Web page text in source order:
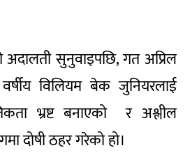
सुनुवाइपछि, गत अप्रिल
विलियम बेक जुनियरलाई
भ्रष्ट बनाएको र अश्लील
दोषी ठहर गरेको हो।